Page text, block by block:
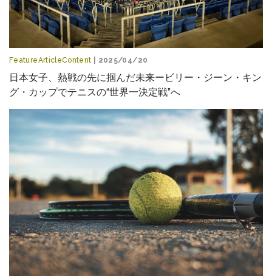
FeatureArticleContent | 2025/04/20
日本女子、熱戦の先に掴んだ未来ービリー・ジーン・キン
グ・カップでテニスの“世界一決定戦”へ